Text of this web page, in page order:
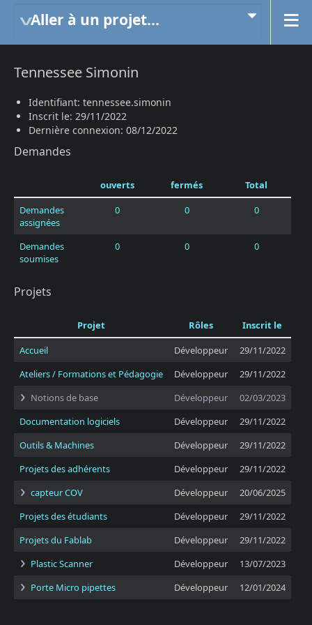
Aller à un projet...
Tennessee Simonin
Identifiant: tennessee.simonin
Inscrit le: 29/11/2022
Dernière connexion: 08/12/2022
Demandes
ouverts fermés
Total
Demandes
assignées
0 0 0
Demandes
soumises
0 0 0
Projets
Projet Rôles
Inscrit le
Accueil
Développeur
29/11/2022
Ateliers / Formations et Pédagogie
Développeur
29/11/2022
Notions de base
Développeur
02/03/2023
Documentation logiciels
Développeur
29/11/2022
Outils & Machines
Développeur
29/11/2022
Projets des adhérents
Développeur
29/11/2022
capteur COV
Développeur
20/06/2025
Projets des étudiants
Développeur
29/11/2022
Projets du Fablab
Développeur
29/11/2022
Plastic Scanner
Développeur
13/07/2023
Porte Micro pipettes
Développeur 12/01/2024